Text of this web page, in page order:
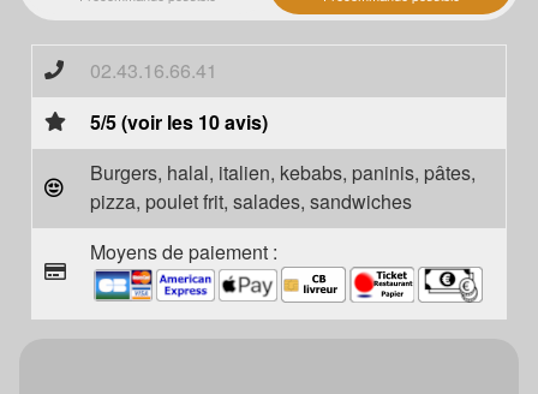
02.43.16.66.41
5/5 (voir les 10 avis)
Burgers, halal, italien, kebabs, paninis, pâtes,
pizza, poulet frit, salades, sandwiches
Moyens de paiement :